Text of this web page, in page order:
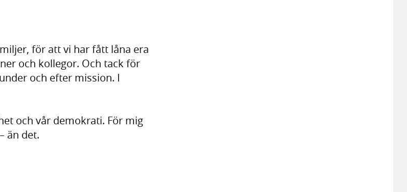
för att vi har fått låna era
och kollegor. Och tack för
och efter mission. I
och vår demokrati. För mig
än det.